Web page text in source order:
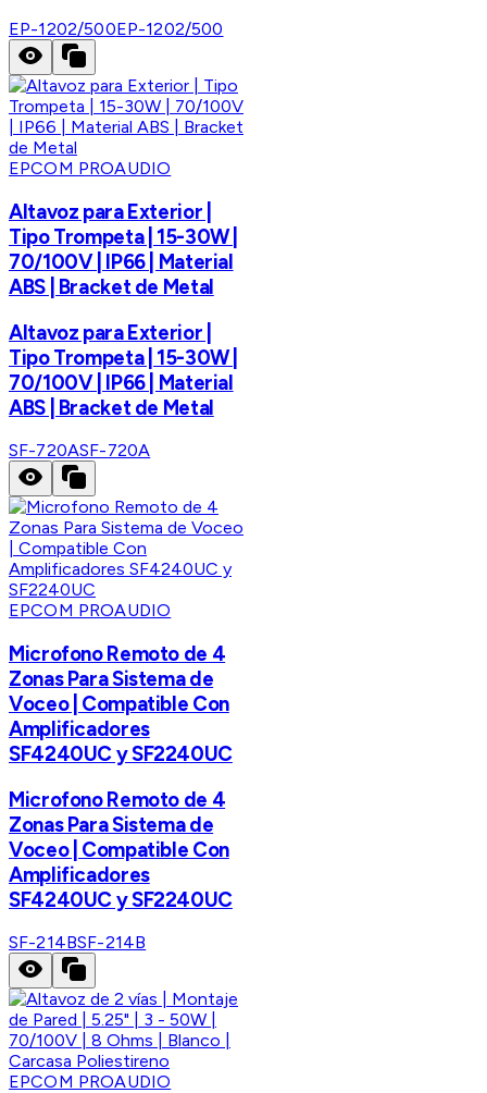
EP-1202/500EP-1202/500
EPCOM PROAUDIO
Altavoz para Exterior |
Tipo Trompeta | 15-30W |
70/100V | IP66 | Material
ABS | Bracket de Metal
Altavoz para Exterior |
Tipo Trompeta | 15-30W |
70/100V | IP66 | Material
ABS | Bracket de Metal
SF-720ASF-720A
EPCOM PROAUDIO
Microfono Remoto de 4
Zonas Para Sistema de
Voceo | Compatible Con
Amplificadores
SF4240UC y SF2240UC
Microfono Remoto de 4
Zonas Para Sistema de
Voceo | Compatible Con
Amplificadores
SF4240UC y SF2240UC
SF-214BSF-214B
EPCOM PROAUDIO